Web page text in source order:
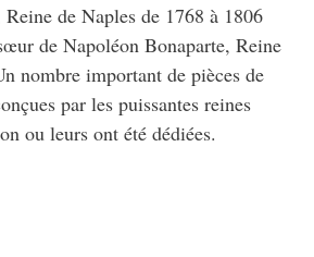
de Naples de 1768 à 1806
de Napoléon Bonaparte, Reine
nombre important de pièces de
par les puissantes reines
ou leurs ont été dédiées.